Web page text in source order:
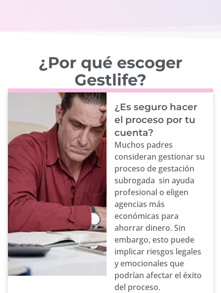
¿Por qué escoger
Gestlife?
¿Es seguro hacer
el proceso por tu
cuenta?
Muchos padres
consideran gestionar su
proceso de gestación
subrogada sin ayuda
profesional o eligen
agencias más
económicas para
ahorrar dinero. Sin
embargo, esto puede
implicar riesgos legales
y emocionales que
podrían afectar el éxito
del proceso.